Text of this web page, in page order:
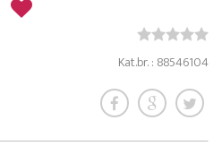
Kat.br. : 88546104